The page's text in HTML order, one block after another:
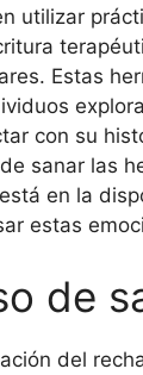
utilizar
Estas
con su
sanar las
en la
estas
de
del